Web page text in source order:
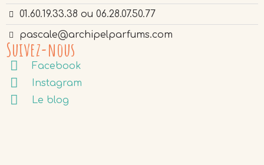
01.60.19.33.38 ou 06.28.07.50.77
pascale@archipelparfums.com
Suivez-nous
Facebook
Instagram
Le blog